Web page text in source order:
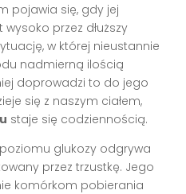
pojawia się, gdy jej
przez dłuższy
w której nieustannie
nadmierną ilością
doprowadzi to do jego
się z naszym ciałem,
staje się codziennością.
glukozy odgrywa
przez trzustkę. Jego
komórkom pobierania